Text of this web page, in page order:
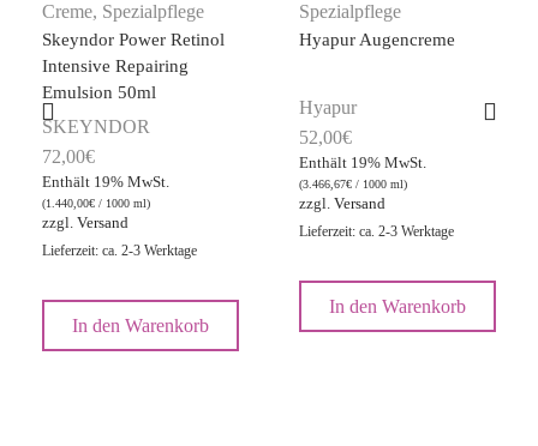
Creme, Spezialpflege
Skeyndor Power Retinol
Intensive Repairing
Emulsion 50ml
SKEYNDOR
72,00€
Enthält 19% MwSt.
(1.440,00€ / 1000 ml)
zzgl. Versand
Lieferzeit: ca. 2-3 Werktage
In den Warenkorb
Spezialpflege
Hyapur Augencreme
Hyapur
52,00€
Enthält 19% MwSt.
(3.466,67€ / 1000 ml)
zzgl. Versand
Lieferzeit: ca. 2-3 Werktage
In den Warenkorb